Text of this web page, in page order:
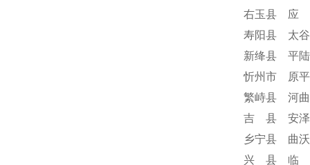
右玉县 应
寿阳县 太
新绛县 平
忻州市 原
繁峙县 河
吉 县 安
乡宁县 曲
兴 县 临